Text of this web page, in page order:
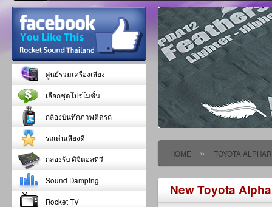
HOME » TOYOTA
New Toyota
ศูนย์รวมเครื่องเสียง
เลือกชุดโปรโมชั่น
กล้องบันทึกภาพติดรถ
รถเด่นเสียงดี
กล่องรับ ดิจิตอลทีวี
Sound Damping
Rocket TV